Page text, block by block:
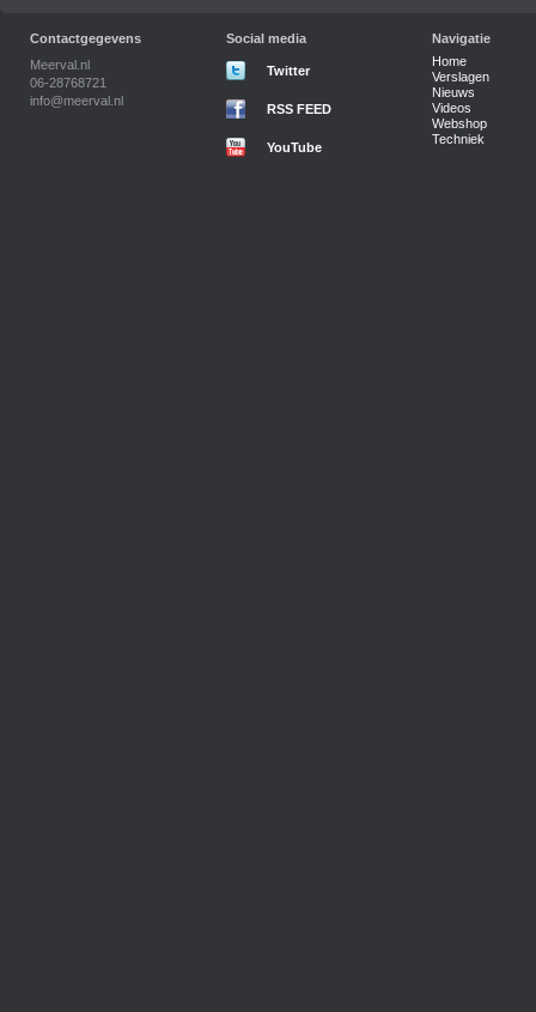
Contactgegevens
Meerval.nl
06-28768721
info@meerval.nl
Social media
Twitter
RSS FEED
YouTube
Navigatie
Home
Verslagen
Nieuws
Videos
Webshop
Techniek